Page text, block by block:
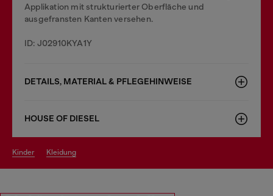
Applikation mit strukturierter Oberfläche und
ausgefransten Kanten versehen.
ID: J02910KYA1Y
DETAILS, MATERIAL & PFLEGEHINWEISE
HOUSE OF DIESEL
kinder kleidung